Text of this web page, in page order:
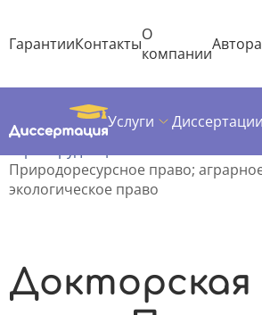
ГарантииКонтактыО
компании
Услуги Диссертации
ДиссертацияТемы докторских
Природоресурсное право;
экологическое право